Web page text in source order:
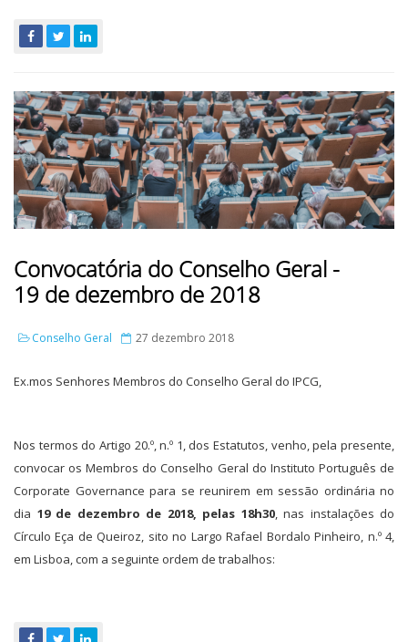
Convocatória do Conselho Geral -
19 de dezembro de 2018
Conselho Geral 27 dezembro 2018
Ex.mos Senhores Membros do Conselho Geral do IPCG,
Nos termos do Artigo 20.º, n.º 1, dos Estatutos, venho, pela presente,
convocar os Membros do Conselho Geral do Instituto Português de
Corporate Governance para se reunirem em sessão ordinária no
dia 19 de dezembro de 2018, pelas 18h30, nas instalações do
Círculo Eça de Queiroz, sito no Largo Rafael Bordalo Pinheiro, n.º 4,
em Lisboa, com a seguinte ordem de trabalhos: